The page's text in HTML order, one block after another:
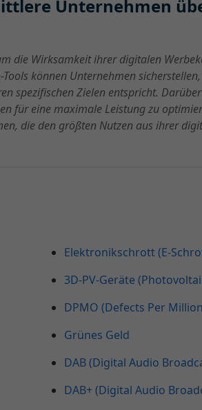
Unternehmen
die Wirksamkeit ihrer digitalen
Tools können Unternehmen
spezifischen Zielen entspricht.
für eine maximale Leistung zu
die den größten Nutzen aus ihrer
Elektronikschrott (E-
3D-PV-Geräte
DPMO (Defects Per
Grünes Geld
DAB (Digital Audio
DAB+ (Digital Audio